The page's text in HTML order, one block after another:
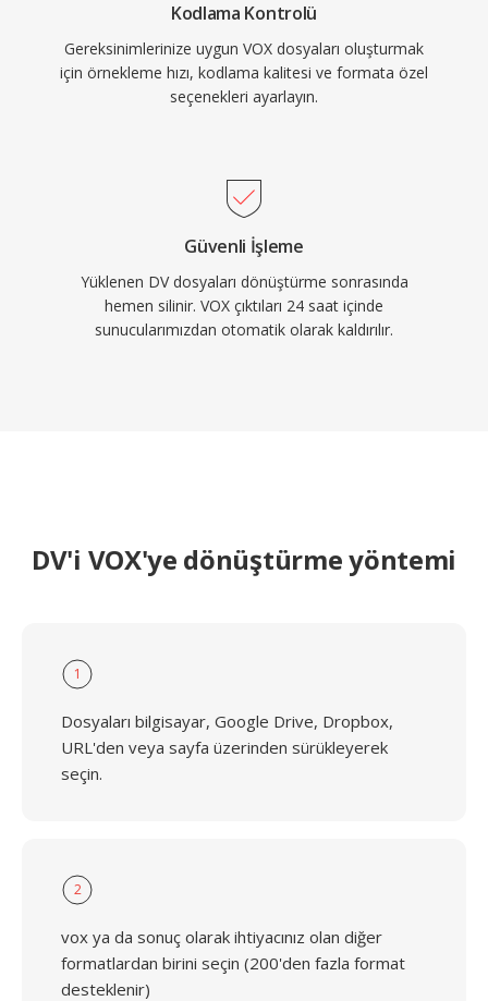
Kodlama Kontrolü
Gereksinimlerinize uygun VOX dosyaları oluşturmak
için örnekleme hızı, kodlama kalitesi ve formata özel
seçenekleri ayarlayın.
Güvenli İşleme
Yüklenen DV dosyaları dönüştürme sonrasında
hemen silinir. VOX çıktıları 24 saat içinde
sunucularımızdan otomatik olarak kaldırılır.
DV'i VOX'ye dönüştürme yöntemi
1
Dosyaları bilgisayar, Google Drive, Dropbox,
URL'den veya sayfa üzerinden sürükleyerek
seçin.
2
vox ya da sonuç olarak ihtiyacınız olan diğer
formatlardan birini seçin (200'den fazla format
desteklenir)